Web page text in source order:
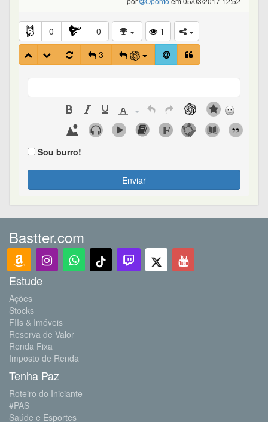
0 0
1
3
Sou burro!
Enviar
Bastter.com
Estude
Ações
Stocks
FIIs & Imóveis
Reserva de Valor
Renda Fixa
Imposto de Renda
Tenha Paz
Roteiro do Iniciante
#PAS
Saúde e Esportes